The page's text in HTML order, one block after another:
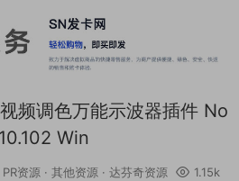
频调色万能示波器插件 No
Win
PR资源 · 其他资源 · 达芬奇资源
1.15k